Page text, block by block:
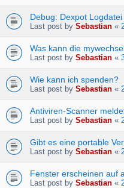
Debug: Dexpot
Last post by Sebastian «
Was kann die
Last post by Sebastian «
Wie kann ich spenden?
Last post by Sebastian «
Antiviren-Scanner
Last post by Sebastian «
Gibt es eine portable
Last post by Sebastian «
Fenster erscheinen auf
Last post by Sebastian «